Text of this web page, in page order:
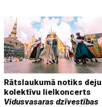
Rātslaukumā notiks deju
kolektīvu lielkoncerts
Vidusvasaras dzīvestības